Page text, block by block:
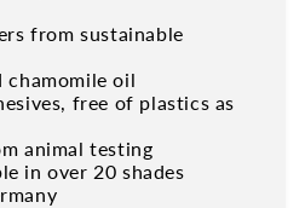
from sustainable
chamomile oil
free of plastics as
animal testing
in over 20 shades